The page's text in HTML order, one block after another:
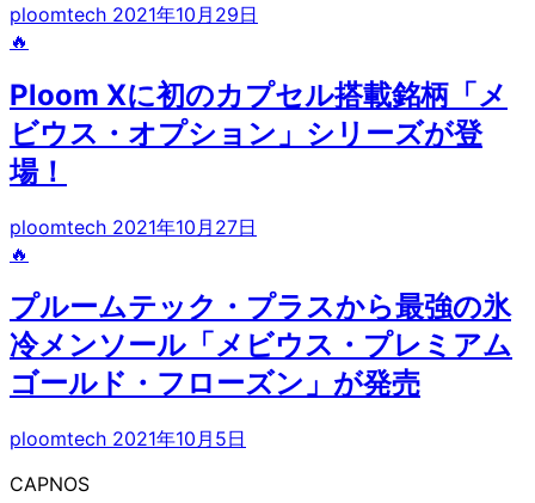
ploomtech 2021年10月29日
🔥
Ploom Xに初のカプセル搭載銘柄「メ
ビウス・オプション」シリーズが登
場！
ploomtech 2021年10月27日
🔥
プルームテック・プラスから最強の氷
冷メンソール「メビウス・プレミアム
ゴールド・フローズン」が発売
ploomtech 2021年10月5日
CAPNOS